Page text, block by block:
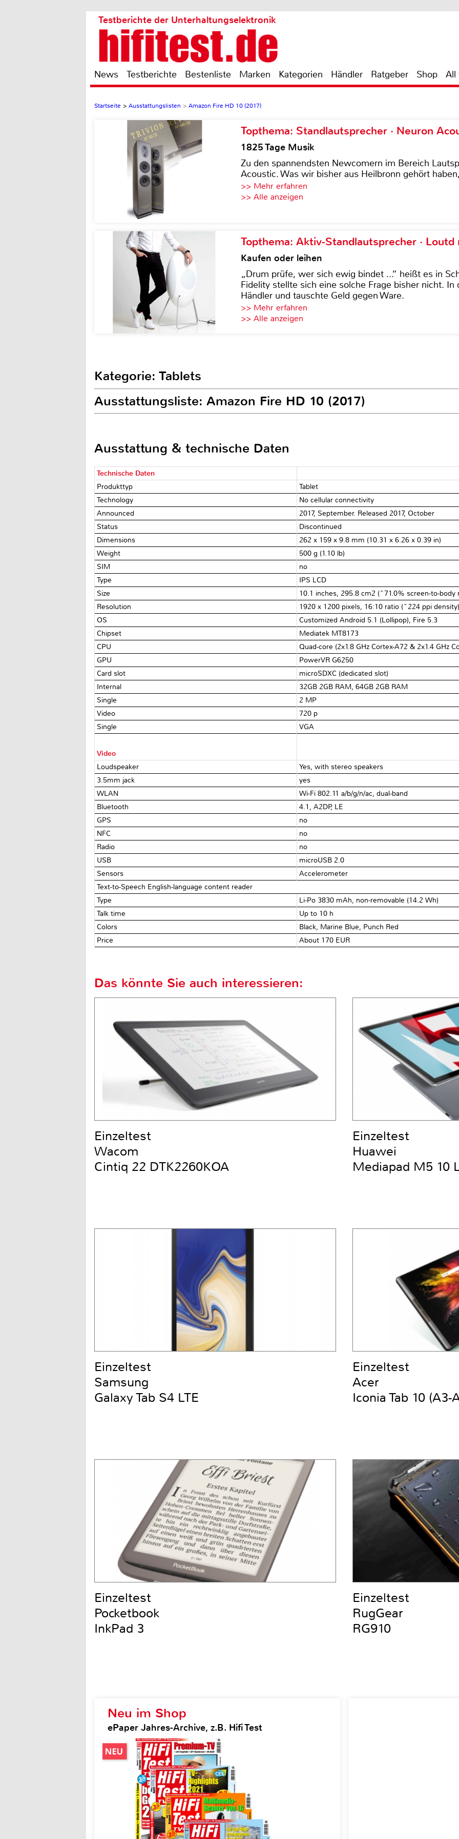
Testberichte der Unterhaltungselektronik
News Testberichte Bestenliste Marken Kategorien Händler Ratgeber Shop All
Startseite > Ausstattungslisten > Amazon Fire HD 10 (2017)
Topthema: Standlautsprecher · Neuron
1825 Tage Musik
Zu den spannendsten Newcomern im Bereich
Acoustic. Was wir bisher aus Heilbronn gehört
>> Mehr erfahren
>> Alle anzeigen
Topthema: Aktiv-Standlautsprecher · Loutd
Kaufen oder leihen
„Drum prüfe, wer sich ewig bindet ...“ heißt es in
Fidelity stellte sich eine solche Frage bisher nicht. In
Händler und tauschte Geld gegen Ware.
>> Mehr erfahren
>> Alle anzeigen
Kategorie: Tablets
Ausstattungsliste: Amazon Fire HD 10 (2017)
Ausstattung & technische Daten
Technische Daten
Produkttyp
Tablet
Technology
No cellular connectivity
Announced
2017, September. Released 2017, October
Status
Discontinued
Dimensions
262 x 159 x 9.8 mm (10.31 x 6.26 x 0.39 in)
Weight
500 g (1.10 lb)
SIM
no
Type
IPS LCD
Size
10.1 inches, 295.8 cm2 (~71.0% screen-to-body
Resolution
1920 x 1200 pixels, 16:10 ratio (~224 ppi
OS
Customized Android 5.1 (Lollipop), Fire 5.3
Chipset
Mediatek MT8173
CPU
Quad-core (2x1.8 GHz Cortex-A72 & 2x1.4 GHz
GPU
PowerVR G6250
Card slot
microSDXC (dedicated slot)
Internal
32GB 2GB RAM, 64GB 2GB RAM
Single
2 MP
Video
720 p
Single
VGA
Video
Loudspeaker
Yes, with stereo speakers
3.5mm jack
yes
WLAN
Wi-Fi 802.11 a/b/g/n/ac, dual-band
Bluetooth
4.1, A2DP, LE
GPS
no
NFC
no
Radio
no
USB
microUSB 2.0
Sensors
Accelerometer
Text-to-Speech English-language content reader
Type
Li-Po 3830 mAh, non-removable (14.2 Wh)
Talk time
Up to 10 h
Colors
Black, Marine Blue, Punch Red
Price
About 170 EUR
Neu im Shop
ePaper Jahres-Archive, z.B. Hifi Test
Das könnte Sie auch interessieren:
Einzeltest
Wacom
Cintiq 22 DTK2260KOA
Einzeltest
Huawei
Mediapad M5 10
Einzeltest
Samsung
Galaxy Tab S4 LTE
Einzeltest
Acer
Iconia Tab 10 (A3-
Einzeltest
Pocketbook
InkPad 3
Einzeltest
RugGear
RG910